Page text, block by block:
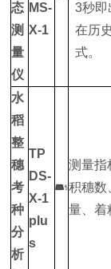
态
测
量
仪
MS-
X-1
3秒即
在历
式。
水
稻
整
穗
考
种
分
析
TP
DS-
X-1
plu
s
测量指
积穗数
量、着